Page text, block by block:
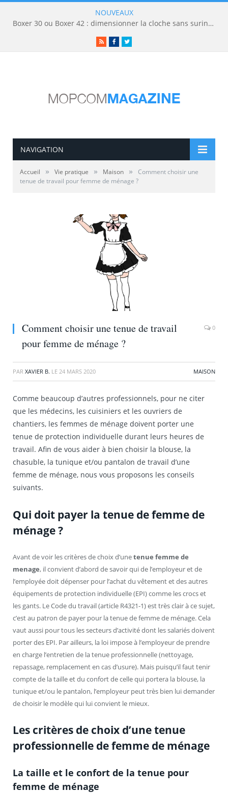
NOUVEAUX
Boxer 30 ou Boxer 42 : dimensionner la cloche sans surinvestir
RSSFacebookTwitter
NAVIGATION
Accueil » Vie pratique » Maison »
Comment choisir une
tenue de travail pour femme de ménage ?
Comment choisir une tenue de travail
pour femme de ménage ?
0
PAR XAVIER B. LE 24 MARS 2020 MAISON
Comme beaucoup d’autres professionnels, pour ne citer
que les médecins, les cuisiniers et les ouvriers de
chantiers, les femmes de ménage doivent porter une
tenue de protection individuelle durant leurs heures de
travail. Afin de vous aider à bien choisir la blouse, la
chasuble, la tunique et/ou pantalon de travail d’une
femme de ménage, nous vous proposons les conseils
suivants.
Qui doit payer la tenue de femme de
ménage ?
Avant de voir les critères de choix d’unetenue femme de
menage, il convient d’abord de savoir qui de l’employeur et de
l’employée doit dépenser pour l’achat du vêtement et des autres
équipements de protection individuelle (EPI) comme les crocs et
les gants. Le Code du travail (article R4321-1) est très clair à ce sujet,
c’est au patron de payer pour la tenue de femme de ménage. Cela
vaut aussi pour tous les secteurs d’activité dont les salariés doivent
porter des EPI. Par ailleurs, la loi impose à l’employeur de prendre
en charge l’entretien de la tenue professionnelle (nettoyage,
repassage, remplacement en cas d’usure). Mais puisqu’il faut tenir
compte de la taille et du confort de celle qui portera la blouse, la
tunique et/ou le pantalon, l’employeur peut très bien lui demander
de choisir le modèle qui lui convient le mieux.
Les critères de choix d’une tenue
professionnelle de femme de ménage
La taille et le confort de la tenue pour
femme de ménage